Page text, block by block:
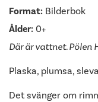
Format: Bilderbok
Ålder: 0+
Där är vattnet. Pölen
Plaska, plumsa,
Det svänger om